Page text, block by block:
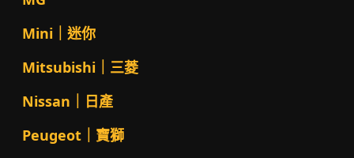
Mini｜迷你
Mitsubishi｜三菱
Nissan｜日產
Peugeot｜寶獅